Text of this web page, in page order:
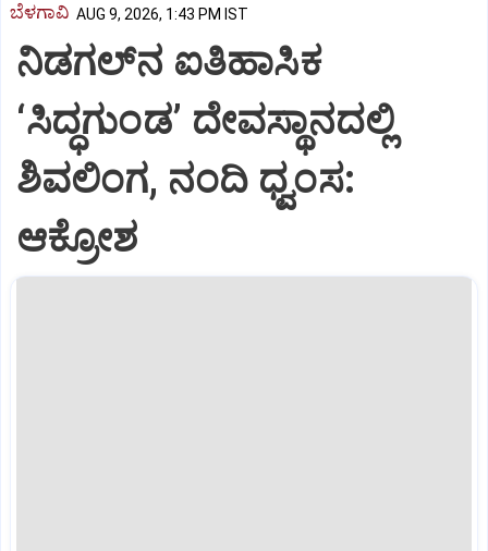
ಬೆಳಗಾವಿ AUG 9, 2026, 1:43 PM IST
ನಿಡಗಲ್‌ನ ಐತಿಹಾಸಿಕ
‘ಸಿದ್ಧಗುಂಡ’ ದೇವಸ್ಥಾನದಲ್ಲಿ
ಶಿವಲಿಂಗ, ನಂದಿ ಧ್ವಂಸ:
ಆಕ್ರೋಶ